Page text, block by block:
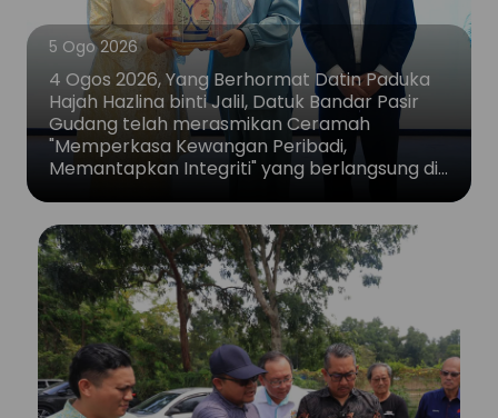
5 Ogo 2026
4 Ogos 2026, Yang Berhormat Datin Paduka
Hajah Hazlina binti Jalil, Datuk Bandar Pasir
Gudang telah merasmikan Ceramah
"Memperkasa Kewangan Peribadi,
Memantapkan Integriti" yang berlangsung di…